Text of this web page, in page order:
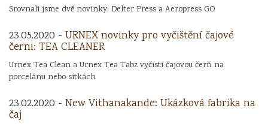
Srovnali jsme dvě novinky: Delter Press a Aeropress GO
23.05.2020 - URNEX novinky pro vyčištění čajové
černi: TEA CLEANER
Urnex Tea Clean a Urnex Tea Tabz vyčistí čajovou čerň na
porcelánu nebo sítkách
23.02.2020 - New Vithanakande: Ukázková fabrika na
čaj